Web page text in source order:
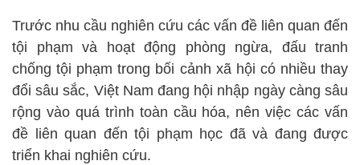
Trước nhu cầu nghiên cứu các vấn đề liên quan đến
tội phạm và hoạt động phòng ngừa, đấu tranh
chống tội phạm trong bối cảnh xã hội có nhiều thay
đổi sâu sắc, Việt Nam đang hội nhập ngày càng sâu
rộng vào quá trình toàn cầu hóa, nên việc các vấn
đề liên quan đến tội phạm học đã và đang được
triển khai nghiên cứu.